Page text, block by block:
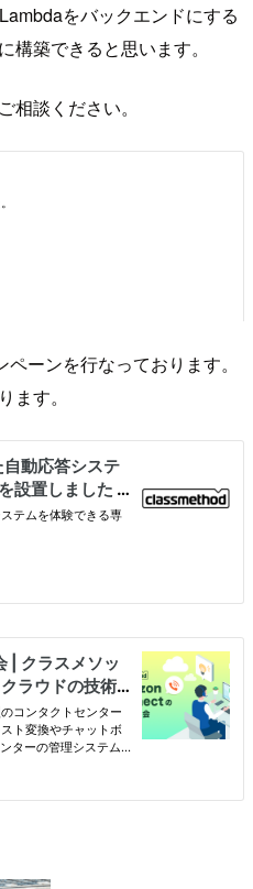
をバックエンドにする
構築できると思います。
相談ください。
ーンを行なっております。
ます。